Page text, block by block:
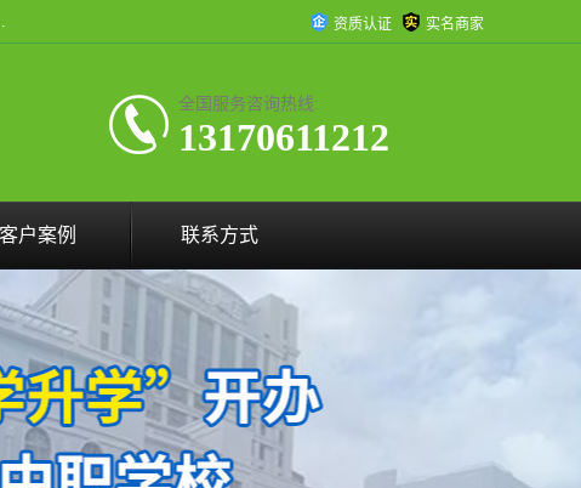
腔医学、临床医学、中医学等专业）. 资质认证 实名商家
全国服务咨询热线:
13170611212
客户案例 联系方式